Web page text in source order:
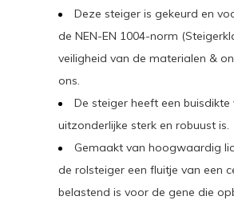
Deze steiger is gekeurd en
de NEN-EN 1004-norm
veiligheid van de materialen &
ons.
De steiger heeft een
uitzonderlijke sterk en robuust is.
Gemaakt van hoogwaardig
de rolsteiger een fluitje van een
belastend is voor de gene die